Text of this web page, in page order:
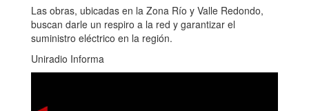
Las obras, ubicadas en la Zona Río y Valle Redondo,
buscan darle un respiro a la red y garantizar el
suministro eléctrico en la región.
Uniradio Informa